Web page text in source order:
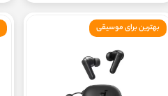
بهترین برای موسیقی